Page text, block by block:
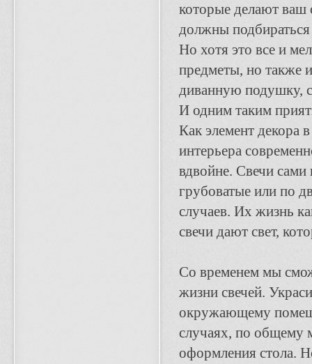
которые делают
должны
Но хотя это все и
предметы, но также
диванную подушку,
И одним таким
Как элемент декора
интерьера
вдвойне. Свечи сами
грубоватые или по
случаев. Их жизнь
свечи дают свет,
Со временем мы
жизни свечей.
окружающему
случаях, по общему
оформления стола.